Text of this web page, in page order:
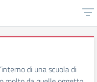
di una scuola di